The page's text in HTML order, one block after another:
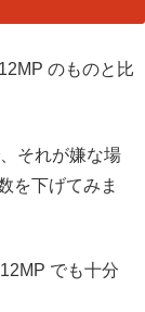
のものと比
それが嫌な場
を下げてみま
でも十分